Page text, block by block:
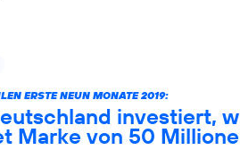
ERSTE NEUN MONATE 2019:
investiert,
Marke von 50